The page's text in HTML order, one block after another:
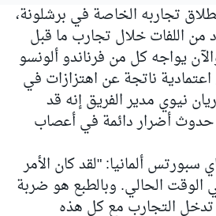
تجاربه الخاصة في برشلونة،
من اللفات خلال تجارب ما قبل
يواجه كل من فرناندو ألونسو
ناتجة عن اهتزازات في
نيوي مدير الفريق إنه قد
أضرار دائمة في أعصاب
ألمانيا: "لقد كان الأمر
الوقت الحالي. وبالطبع هو ضربة
تدخل التجارب مع كل هذه